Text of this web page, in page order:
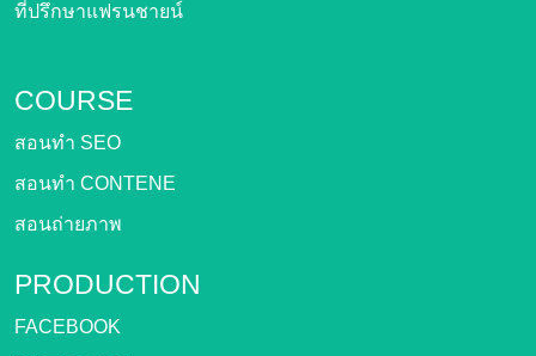
ที่ปรึกษาแฟรนชายน์
COURSE
สอนทำ SEO
สอนทำ CONTENE
สอนถ่ายภาพ
PRODUCTION
FACEBOOK